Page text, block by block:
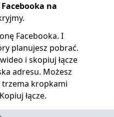
na
Facebooka. I
planujesz pobrać.
i skopiuj łącze
adresu. Możesz
trzema kropkami
łącze.